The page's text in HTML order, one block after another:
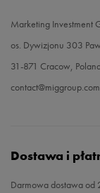
Marketing Investment
os. Dywizjonu 303
31-871 Cracow,
contact@miggroup.com
Dostawa i
Darmowa dostawa od